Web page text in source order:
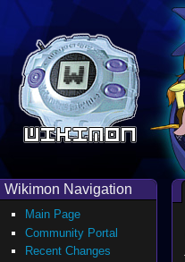
Wikimon Navigation
Main Page
Community Portal
Recent Changes